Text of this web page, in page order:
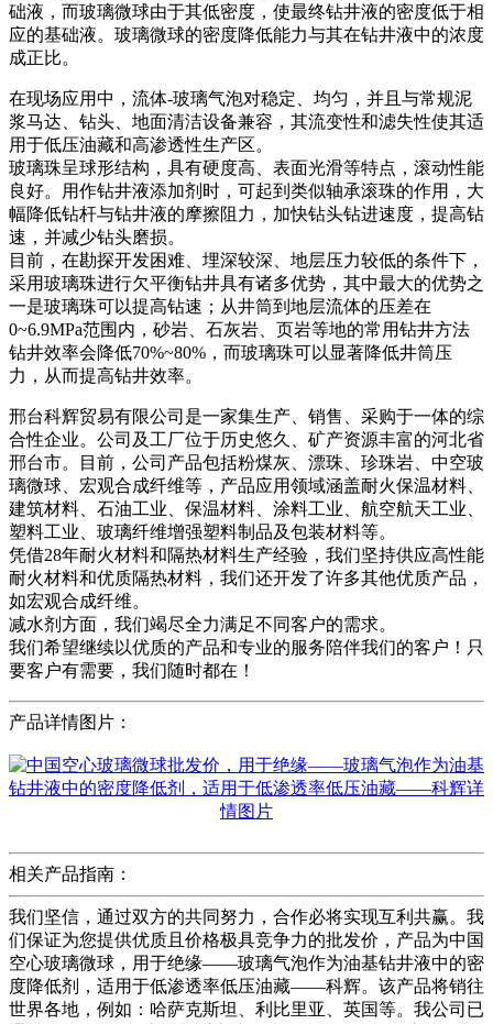
础液，而玻璃微球由于其低密度，使最终钻井液的密度低于相
应的基础液。玻璃微球的密度降低能力与其在钻井液中的浓度
成正比。
在现场应用中，流体-玻璃气泡对稳定、均匀，并且与常规泥
浆马达、钻头、地面清洁设备兼容，其流变性和滤失性使其适
用于低压油藏和高渗透性生产区。
玻璃珠呈球形结构，具有硬度高、表面光滑等特点，滚动性能
良好。用作钻井液添加剂时，可起到类似轴承滚珠的作用，大
幅降低钻杆与钻井液的摩擦阻力，加快钻头钻进速度，提高钻
速，并减少钻头磨损。
目前，在勘探开发困难、埋深较深、地层压力较低的条件下，
采用玻璃珠进行欠平衡钻井具有诸多优势，其中最大的优势之
一是玻璃珠可以提高钻速；从井筒到地层流体的压差在
0~6.9MPa范围内，砂岩、石灰岩、页岩等地的常用钻井方法
钻井效率会降低70%~80%，而玻璃珠可以显著降低井筒压
力，从而提高钻井效率。
邢台科辉贸易有限公司是一家集生产、销售、采购于一体的综
合性企业。公司及工厂位于历史悠久、矿产资源丰富的河北省
邢台市。目前，公司产品包括粉煤灰、漂珠、珍珠岩、中空玻
璃微球、宏观合成纤维等，产品应用领域涵盖耐火保温材料、
建筑材料、石油工业、保温材料、涂料工业、航空航天工业、
塑料工业、玻璃纤维增​​强塑料制品及包装材料等。
凭借28年耐火材料和隔热材料生产经验，我们坚持供应高性能
耐火材料和优质隔热材料，我们还开发了许多其他优质产品，
如宏观合成纤维。
减水剂方面，我们竭尽全力满足不同客户的需求。
我们希望继续以优质的产品和专业的服务陪伴我们的客户！只
要客户有需要，我们随时都在！
产品详情图片：
相关产品指南：
我们坚信，通过双方的共同努力，合作必将实现互利共赢。我
们保证为您提供优质且价格极具竞争力的批发价，产品为中国
空心玻璃微球，用于绝缘——玻璃气泡作为油基钻井液中的密
度降低剂，适用于低渗透率低压油藏——科辉。该产品将销往
世界各地，例如：哈萨克斯坦、利比里亚、英国等。我公司已